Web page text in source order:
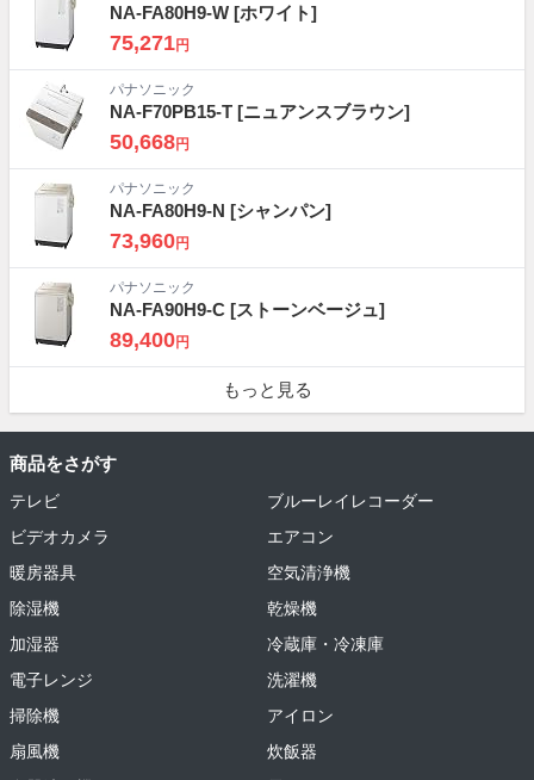
NA-FA80H9-W [ホワイト]
75,271円
パナソニック
NA-F70PB15-T [ニュアンスブラウン]
50,668円
パナソニック
NA-FA80H9-N [シャンパン]
73,960円
パナソニック
NA-FA90H9-C [ストーンベージュ]
89,400円
もっと見る
商品をさがす
テレビ
ブルーレイレコーダー
ビデオカメラ
エアコン
暖房器具
空気清浄機
除湿機
乾燥機
加湿器
冷蔵庫・冷凍庫
電子レンジ
洗濯機
掃除機
アイロン
扇風機
炊飯器